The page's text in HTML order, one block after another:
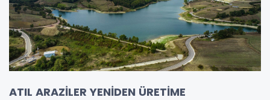
ATIL ARAZİLER YENİDEN ÜRETİME